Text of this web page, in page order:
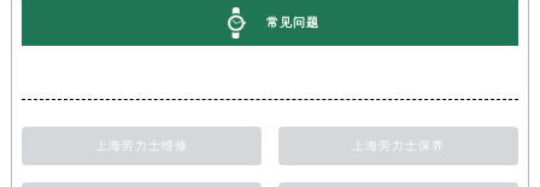
常见问题
上海劳力士维修 上海劳力士保养